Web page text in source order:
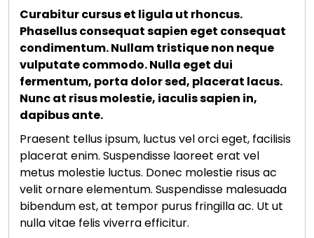
Curabitur cursus et ligula ut rhoncus.
Phasellus consequat sapien eget consequat
condimentum. Nullam tristique non neque
vulputate commodo. Nulla eget dui
fermentum, porta dolor sed, placerat lacus.
Nunc at risus molestie, iaculis sapien in,
dapibus ante.
Praesent tellus ipsum, luctus vel orci eget, facilisis
placerat enim. Suspendisse laoreet erat vel
metus molestie luctus. Donec molestie risus ac
velit ornare elementum. Suspendisse malesuada
bibendum est, at tempor purus fringilla ac. Ut ut
nulla vitae felis viverra efficitur.